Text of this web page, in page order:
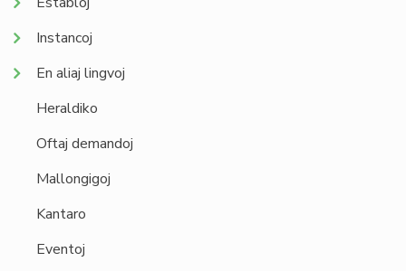
Instancoj
En aliaj lingvoj
Heraldiko
Oftaj demandoj
Mallongigoj
Kantaro
Eventoj